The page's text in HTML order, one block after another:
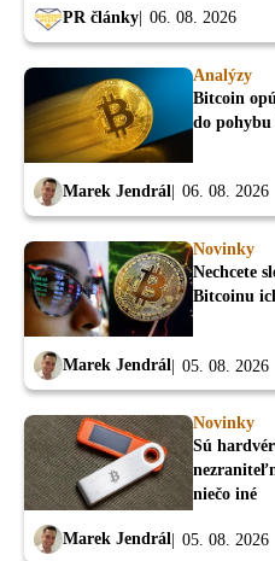
PR články 06. 08. 2026
Analýzy
Bitcoin
do
Marek Jendrál 06. 08. 2026
Novinky
Nechcete
Bitcoinu
Marek Jendrál 05. 08. 2026
Novinky
Sú
niečo iné
Marek Jendrál 05. 08. 2026